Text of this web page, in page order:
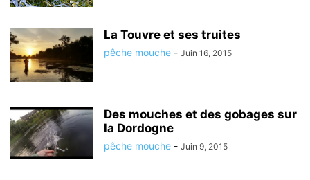
La Touvre et ses truites
pêche mouche - Juin 16, 2015
Des mouches et des gobages sur
la Dordogne
pêche mouche - Juin 9, 2015